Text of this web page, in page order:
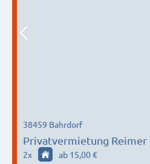
38459 Bahrdorf
2x ab 15,00 €